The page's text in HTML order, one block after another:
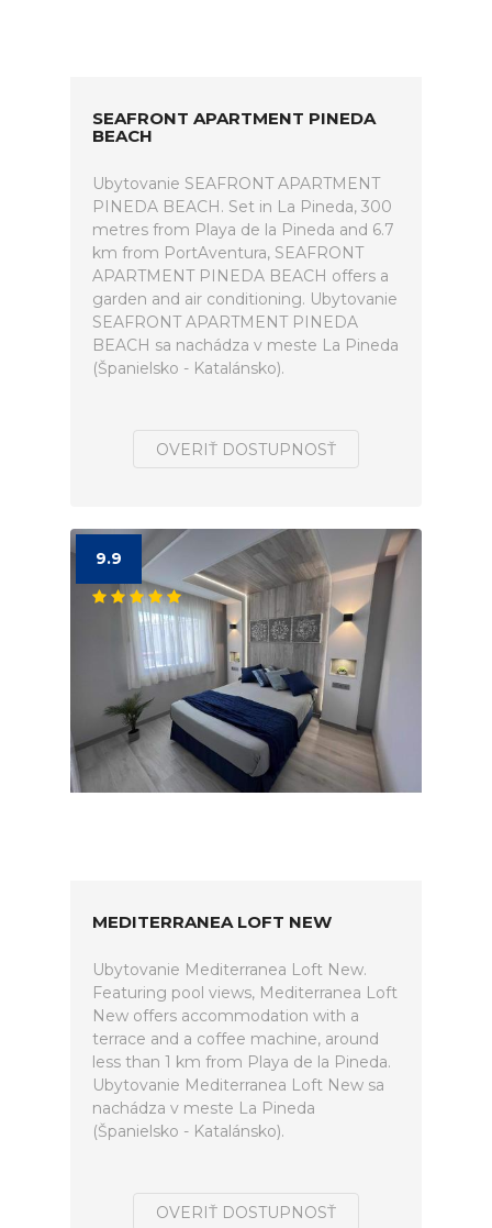
SEAFRONT APARTMENT PINEDA
BEACH
Ubytovanie SEAFRONT APARTMENT
PINEDA BEACH. Set in La Pineda, 300
metres from Playa de la Pineda and 6.7
km from PortAventura, SEAFRONT
APARTMENT PINEDA BEACH offers a
garden and air conditioning. Ubytovanie
SEAFRONT APARTMENT PINEDA
BEACH sa nachádza v meste La Pineda
(Španielsko - Katalánsko).
OVERIŤ DOSTUPNOSŤ
9.9
MEDITERRANEA LOFT NEW
Ubytovanie Mediterranea Loft New.
Featuring pool views, Mediterranea Loft
New offers accommodation with a
terrace and a coffee machine, around
less than 1 km from Playa de la Pineda.
Ubytovanie Mediterranea Loft New sa
nachádza v meste La Pineda
(Španielsko - Katalánsko).
OVERIŤ DOSTUPNOSŤ